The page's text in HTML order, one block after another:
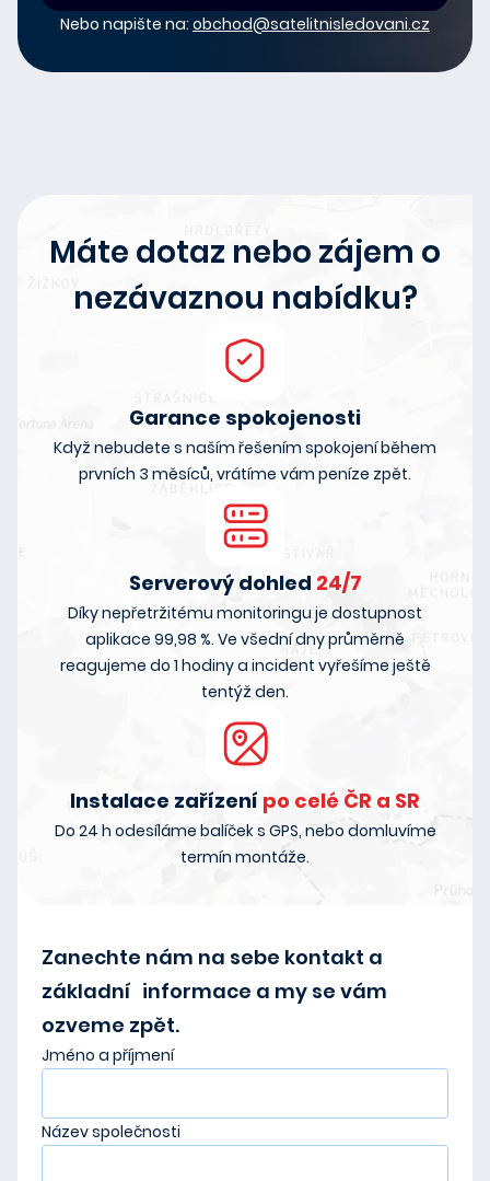
Nebo napište na: obchod@satelitnisledovani.cz
Máte dotaz nebo zájem o
nezávaznou nabídku?
Garance spokojenosti
Když nebudete s naším řešením spokojení během
prvních 3 měsíců, vrátíme vám peníze zpět.
Serverový dohled 24/7
Díky nepřetržitému monitoringu je dostupnost
aplikace 99,98 %. Ve všední dny průměrně
reagujeme do 1 hodiny a incident vyřešíme ještě
tentýž den.
Instalace zařízení po celé ČR a SR
Do 24 h odesíláme balíček s GPS, nebo domluvíme
termín montáže.
Zanechte nám na sebe kontakt a
základní informace a my se vám
ozveme zpět.
Jméno a příjmení
Název společnosti